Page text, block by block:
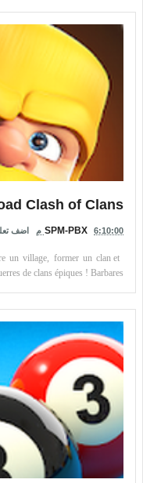
Clash of Clans
SPM-PBX 6:10:00 م اضف
un village, former un clan et
de clans épiques ! Barbares...